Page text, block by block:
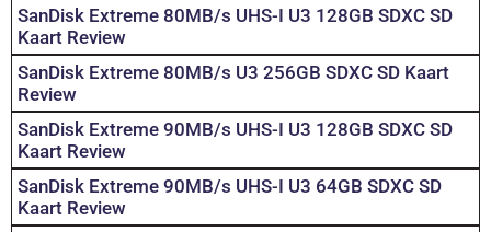
SanDisk Extreme 80MB/s UHS-I U3 128GB SDXC SD
Kaart Review
SanDisk Extreme 80MB/s U3 256GB SDXC SD Kaart
Review
SanDisk Extreme 90MB/s UHS-I U3 128GB SDXC SD
Kaart Review
SanDisk Extreme 90MB/s UHS-I U3 64GB SDXC SD
Kaart Review